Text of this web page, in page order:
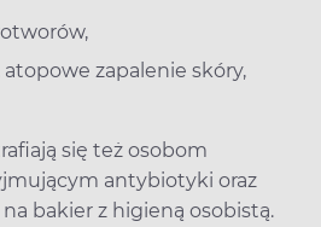
zapalenie skóry,
się też osobom
antybiotyki oraz
bakier z higieną osobistą.